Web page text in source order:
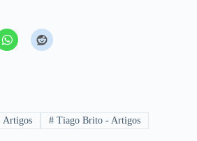
Artigos #Tiago Brito - Artigos